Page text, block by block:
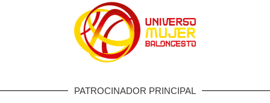
PATROCINADOR PRINCIPAL